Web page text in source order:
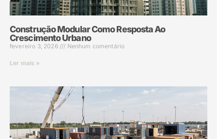
Construção Modular Como Resposta Ao
Crescimento Urbano
fevereiro 3, 2026 Nenhum comentário
Ler mais »